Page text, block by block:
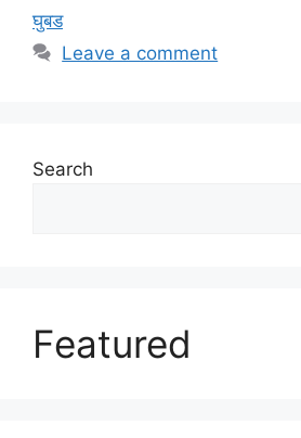
घुबड
Leave a comment
Search
Featured